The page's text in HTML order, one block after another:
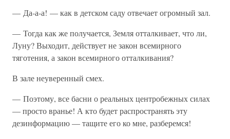
— Да-а-а! — как в детском саду отвечает огромный зал.
— Тогда как же получается, Земля отталкивает, что ли,
Луну? Выходит, действует не закон всемирного
тяготения, а закон всемирного отталкивания?
В зале неуверенный смех.
— Поэтому, все басни о реальных центробежных силах
— просто вранье! А кто будет распространять эту
дезинформацию — тащите его ко мне, разберемся!